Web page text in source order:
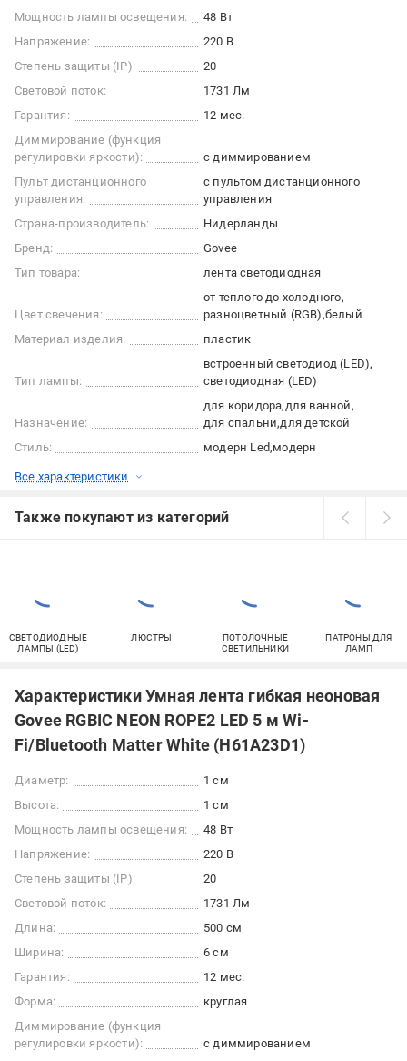
Мощность лампы освещения:
48 Вт
Напряжение:
220 В
Степень защиты (IP):
20
Световой поток:
1731 Лм
Гарантия:
12 мес.
Диммирование (функция
регулировки яркости):
c диммированием
Пульт дистанционного
управления:
с пультом дистанционного
управления
Страна-производитель:
Нидерланды
Бренд:
Govee
Тип товара:
лента светодиодная
Цвет свечения:
от теплого до холодного
разноцветный (RGB) белый
Материал изделия:
пластик
Тип лампы:
встроенный светодиод (LED)
светодиодная (LED)
Назначение:
для коридора для ванной
для спальни для детской
Стиль:
модерн Led модерн
Все характеристики
Также покупают из категорий
СВЕТОДИОДНЫЕ
ЛАМПЫ (LED)
ЛЮСТРЫ
ПОТОЛОЧНЫЕ
СВЕТИЛЬНИКИ
ПАТРОНЫ ДЛЯ
ЛАМП
Характеристики Умная лента гибкая неоновая
Govee RGBIC NEON ROPE2 LED 5 м Wi-
Fi/Bluetooth Matter White (H61A23D1)
Диаметр:
1 см
Высота:
1 см
Мощность лампы освещения:
48 Вт
Напряжение:
220 В
Степень защиты (IP):
20
Световой поток:
1731 Лм
Длина:
500 см
Ширина:
6 см
Гарантия:
12 мес.
Форма:
круглая
Диммирование (функция
регулировки яркости):
c диммированием